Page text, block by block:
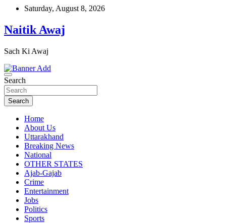
Skip
content
Saturday, August 8, 2026
Naitik Awaj
Sach Ki Awaj
Search
Search
Home
About Us
Uttarakhand
Breaking News
National
OTHER STATES
Ajab-Gajab
Crime
Entertainment
Jobs
Politics
Sports